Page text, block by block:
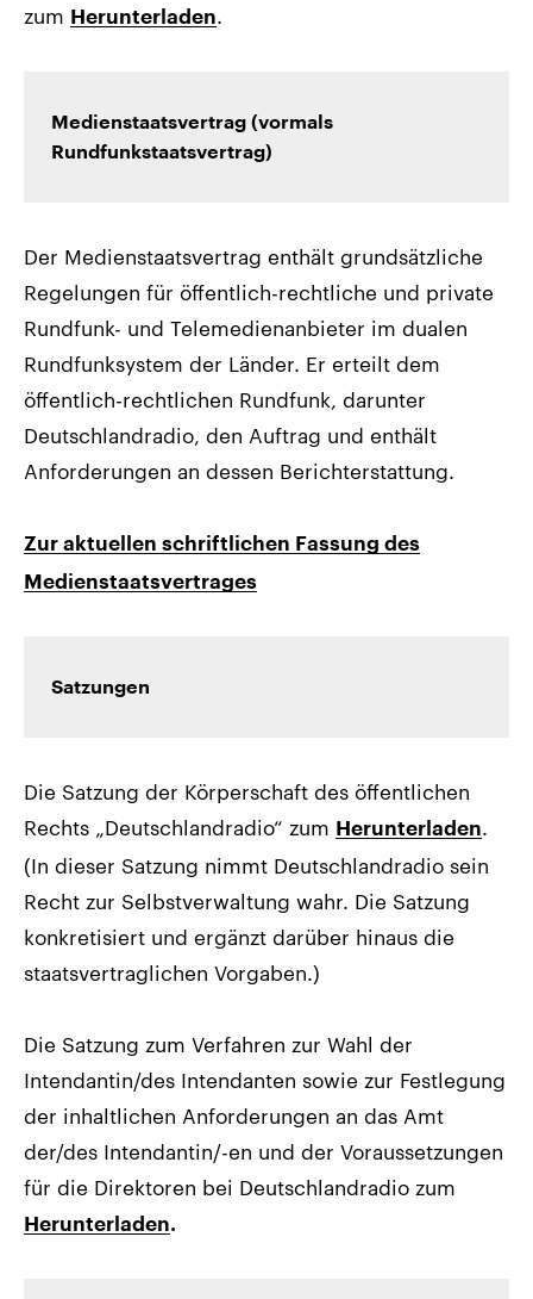
zum Herunterladen.
Medienstaatsvertrag (vormals
Rundfunkstaatsvertrag)
Der Medienstaatsvertrag enthält grundsätzliche
Regelungen für öffentlich-rechtliche und private
Rundfunk- und Telemedienanbieter im dualen
Rundfunksystem der Länder. Er erteilt dem
öffentlich-rechtlichen Rundfunk, darunter
Deutschlandradio, den Auftrag und enthält
Anforderungen an dessen Berichterstattung.
Zur aktuellen schriftlichen Fassung des
Medienstaatsvertrages
Satzungen
Die Satzung der Körperschaft des öffentlichen
Rechts „Deutschlandradio“ zum Herunterladen.
(In dieser Satzung nimmt Deutschlandradio sein
Recht zur Selbstverwaltung wahr. Die Satzung
konkretisiert und ergänzt darüber hinaus die
staatsvertraglichen Vorgaben.)
Die Satzung zum Verfahren zur Wahl der
Intendantin/des Intendanten sowie zur Festlegung
der inhaltlichen Anforderungen an das Amt
der/des Intendantin/-en und der Voraussetzungen
für die Direktoren bei Deutschlandradio zum
Herunterladen.